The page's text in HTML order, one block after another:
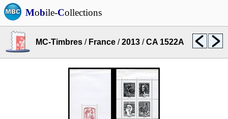
Mobile-Collections
MC-Timbres / France /2013 /CA 1522A